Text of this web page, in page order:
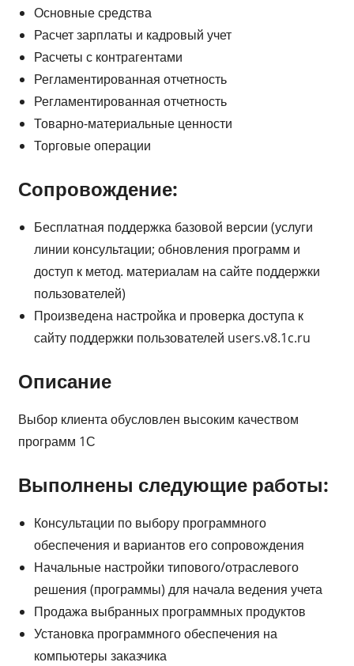
Основные средства
Расчет зарплаты и кадровый учет
Расчеты с контрагентами
Регламентированная отчетность
Регламентированная отчетность
Товарно-материальные ценности
Торговые операции
Сопровождение:
Бесплатная поддержка базовой версии (услуги
линии консультации; обновления программ и
доступ к метод. материалам на сайте поддержки
пользователей)
Произведена настройка и проверка доступа к
сайту поддержки пользователей users.v8.1c.ru
Описание
Выбор клиента обусловлен высоким качеством
программ 1С
Выполнены следующие работы:
Консультации по выбору программного
обеспечения и вариантов его сопровождения
Начальные настройки типового/отраслевого
решения (программы) для начала ведения учета
Продажа выбранных программных продуктов
Установка программного обеспечения на
компьютеры заказчика